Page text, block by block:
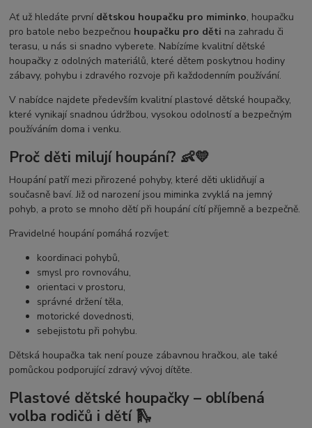
Ať už hledáte první dětskou houpačku pro miminko, houpačku
pro batole nebo bezpečnou houpačku pro děti na zahradu či
terasu, u nás si snadno vyberete. Nabízíme kvalitní dětské
houpačky z odolných materiálů, které dětem poskytnou hodiny
zábavy, pohybu i zdravého rozvoje při každodenním používání.
V nabídce najdete především kvalitní plastové dětské houpačky,
které vynikají snadnou údržbou, vysokou odolností a bezpečným
používáním doma i venku.
Proč děti milují houpání? 👶💛
Houpání patří mezi přirozené pohyby, které děti uklidňují a
současně baví. Již od narození jsou miminka zvyklá na jemný
pohyb, a proto se mnoho dětí při houpání cítí příjemně a bezpečně.
Pravidelné houpání pomáhá rozvíjet:
koordinaci pohybů,
smysl pro rovnováhu,
orientaci v prostoru,
správné držení těla,
motorické dovednosti,
sebejistotu při pohybu.
Dětská houpačka tak není pouze zábavnou hračkou, ale také
pomůckou podporující zdravý vývoj dítěte.
Plastové dětské houpačky – oblíbená
volba rodičů i dětí 🛝